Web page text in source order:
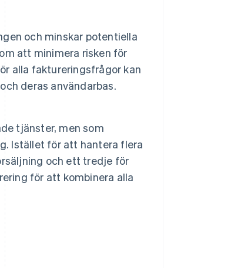
och minskar potentiella
att minimera risken för
alla faktureringsfrågor kan
deras användarbas.
tjänster, men som
Istället för att hantera flera
och ett tredje för
för att kombinera alla